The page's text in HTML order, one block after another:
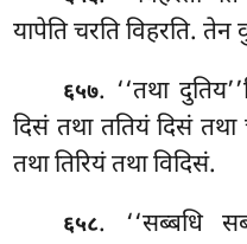
यापेति चरति विहरति. तेन
६५७. ‘‘तथा
दिसं तथा ततियं दिसं
तथा तिरियं तथा विदिसं.
६५८. ‘‘सब्बधि